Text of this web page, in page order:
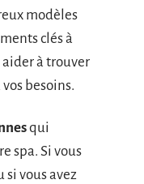
modèles
clés à
à trouver
besoins.
qui
spa. Si vous
si vous avez